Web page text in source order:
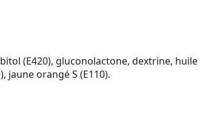
(E420), gluconolactone, dextrine,
jaune orangé S (E110).